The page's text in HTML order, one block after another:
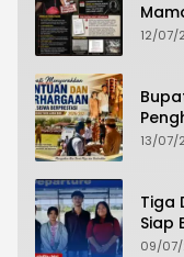
12/07/
13/07/
Tiga
Siap
09/